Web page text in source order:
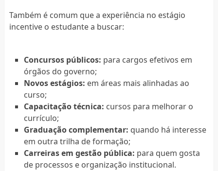
Também é comum que a experiência no estágio
incentive o estudante a buscar:
Concursos públicos: para cargos efetivos em
órgãos do governo;
Novos estágios: em áreas mais alinhadas ao
curso;
Capacitação técnica: cursos para melhorar o
currículo;
Graduação complementar: quando há interesse
em outra trilha de formação;
Carreiras em gestão pública: para quem gosta
de processos e organização institucional.